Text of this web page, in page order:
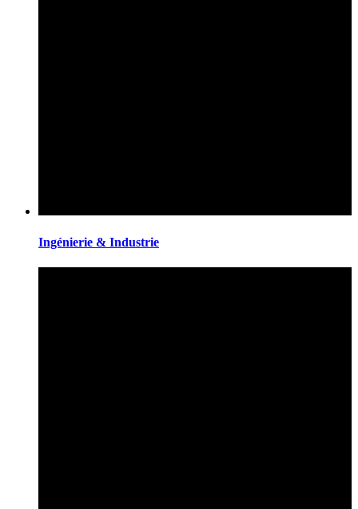
Ingénierie & Industrie